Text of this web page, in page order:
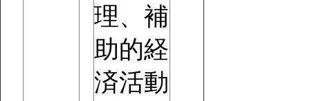
理、補
助的経
済活動